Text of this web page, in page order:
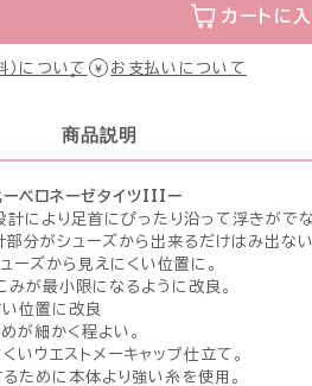
カートに
）について お支払いについて
商品説明
ーベロネーゼタイツIIIー
計により足首にぴったり沿って浮きがで
部分がシューズから出来るだけはみ出な
ーズから見えにくい位置に。
みが最小限になるように改良。
い位置に改良
が細かく程よい。
ウエストメーキャップ仕立て。
ために本体より強い糸を使用。